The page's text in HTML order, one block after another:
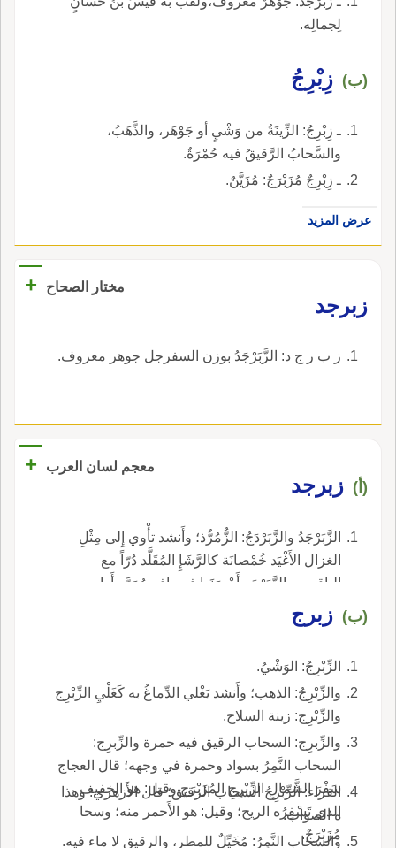
لِجمالِه.
(ب) زِبْرِجُ
ـ زِبْرِجُ: الزِّينَةُ من وَشْيٍ أو جَوْهَر، والذَّهَبُ،
والسَّحابُ الرَّقيقُ فيه حُمْرَةٌ.
ـ زِبْرِجٌ مُزَبْرَجٌ: مُزَيَّنٌ.
عرض المزيد
مختار الصحاح
+
زبرجد
ز ب ر ج د: الزَّبَرْجَدُ بوزن السفرجل جوهر معروف.
معجم لسان العرب +
(أ) زبرجد
الزَّبَرْجَدُ والزَّبَرْدَجُ: الزُّمُرُّذ؛ وأَنشد تأْوي إِلى مِثْلِ
الغزال الأَغْيَد خُمْصانَة كالرَّشَإِ المُقَلَّد دُرّاً مع
الياقوتِ والزَّبَرْجَدِ أَحْصَنَها في يافِع مُمَرَّد أَراد
(ب) زبرج
الزِّبْرِجُ: الوَشْيُ.
والزِّبْرِجُ: الذهب؛ وأَنشد يَغْلي الدِّماغُ به كَغَلْيِ الزِّبْرِج
والزِّبْرِج: زينة السلاح.
والزِّبرِج: السحاب الرقيق فيه حمرة والزِّبرِج:
السحاب النَّمِرُ بسواد وحمرة في وجهه؛ قال العجاج
سَفْرَ الشَّمالِ الزِّبْرِجِ المُزَبْرَج وقيل: هو الخفيف
الذي تَسْفِرُه الريح؛ وقيل: هو الأَحمر منه؛ وسحا
مُزَبْرَجٌ.
الفراء: الزِّبْرِجُ السحاب الرقيق؛ قال الأَزهري: وهذا
ه الصواب.
والسحاب النَّمِرُ: مُخَيِّلٌ للمطر، والرقيق لا ماء فيه.